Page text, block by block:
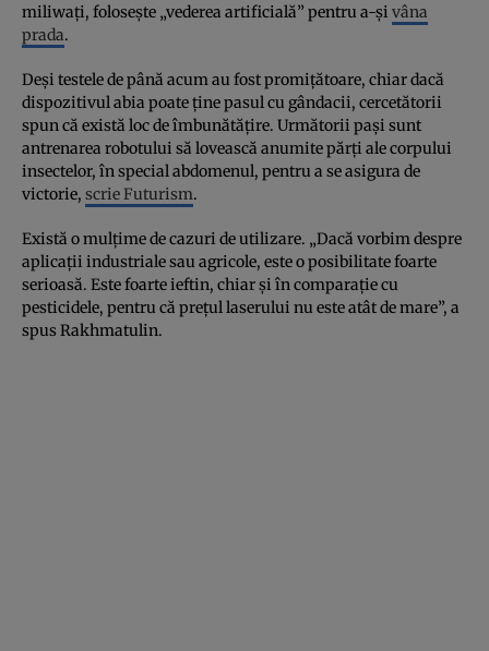
miliwați, folosește „vederea artificială” pentru a-și vâna
prada.
Deși testele de până acum au fost promițătoare, chiar dacă
dispozitivul abia poate ține pasul cu gândacii, cercetătorii
spun că există loc de îmbunătățire. Următorii pași sunt
antrenarea robotului să lovească anumite părți ale corpului
insectelor, în special abdomenul, pentru a se asigura de
victorie, scrie Futurism.
Există o mulțime de cazuri de utilizare. „Dacă vorbim despre
aplicații industriale sau agricole, este o posibilitate foarte
serioasă. Este foarte ieftin, chiar și în comparație cu
pesticidele, pentru că prețul laserului nu este atât de mare”, a
spus Rakhmatulin.